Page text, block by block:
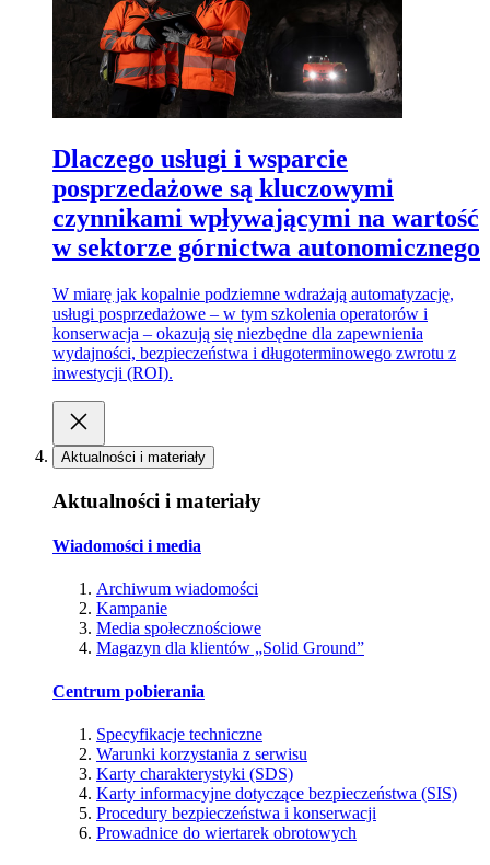
Dlaczego usługi i wsparcie
posprzedażowe są kluczowymi
czynnikami wpływającymi na wartość
w sektorze górnictwa autonomicznego
W miarę jak kopalnie podziemne wdrażają automatyzację,
usługi posprzedażowe – w tym szkolenia operatorów i
konserwacja – okazują się niezbędne dla zapewnienia
wydajności, bezpieczeństwa i długoterminowego zwrotu z
inwestycji (ROI).
Aktualności i materiały
Aktualności i materiały
Wiadomości i media
Archiwum wiadomości
Kampanie
Media społecznościowe
Magazyn dla klientów „Solid Ground”
Centrum pobierania
Specyfikacje techniczne
Warunki korzystania z serwisu
Karty charakterystyki (SDS)
Karty informacyjne dotyczące bezpieczeństwa (SIS)
Procedury bezpieczeństwa i konserwacji
Prowadnice do wiertarek obrotowych